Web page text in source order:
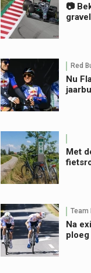
📷
Red
Nu
Met
Team
Na